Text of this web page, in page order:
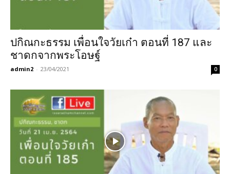
ปกิณกะธรรม เพื่อนใจวัยเก๋า ตอนที่ 187 และ
ชาดกจากพระโอษฐ์
admin2 - 23/04/2021 0